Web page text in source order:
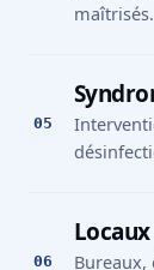
maîtrisés.
05
06